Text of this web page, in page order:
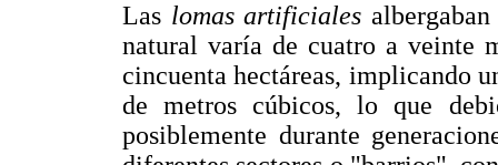
Las lomas artificiales
natural varía de cuatro a veinte
cincuenta hectáreas, implicando
de metros cúbicos, lo que
posiblemente durante